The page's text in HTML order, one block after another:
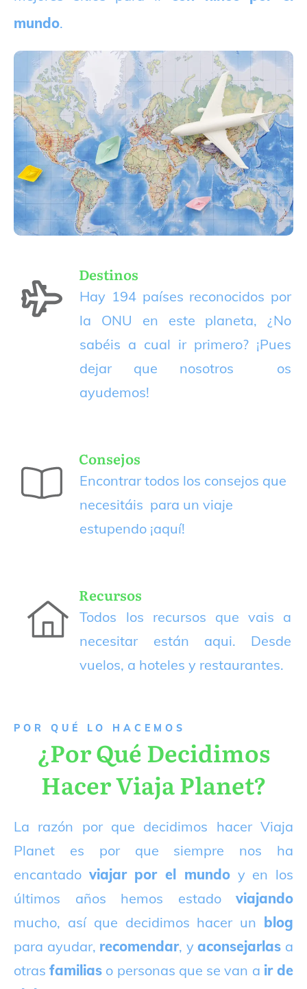
mundo.
Destinos
Hay 194 países reconocidos por
la ONU en este planeta, ¿No
sabéis a cual ir primero? ¡Pues
dejar que nosotros os
ayudemos!
Consejos
Encontrar todos los consejos que
necesitáis para un viaje
estupendo ¡aquí!
Recursos
Todos los recursos que vais a
necesitar están aqui. Desde
vuelos, a hoteles y restaurantes.
P OR QUÉ LO HACEMOS
¿Por Qué Decidimos
Hacer Viaja Planet?
La razón por que decidimos hacer Viaja
Planet es por que siempre nos ha
encantado viajar por el mundoy en los
últimos años hemos estado viajando
mucho, así que decidimos hacer un blog
para ayudar, recomendar, yaconsejarlas a
otrasfamilias o personas que se van a ir de